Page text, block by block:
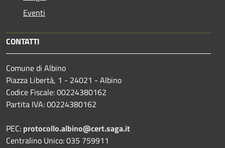
Eventi
CONTATTI
Comune di Albino
Piazza Libertà, 1 - 24021 - Albino
Codice Fiscale: 00224380162
Partita IVA: 00224380162
PEC: protocollo.albino@cert.saga.it
Centralino Unico: 035 759911